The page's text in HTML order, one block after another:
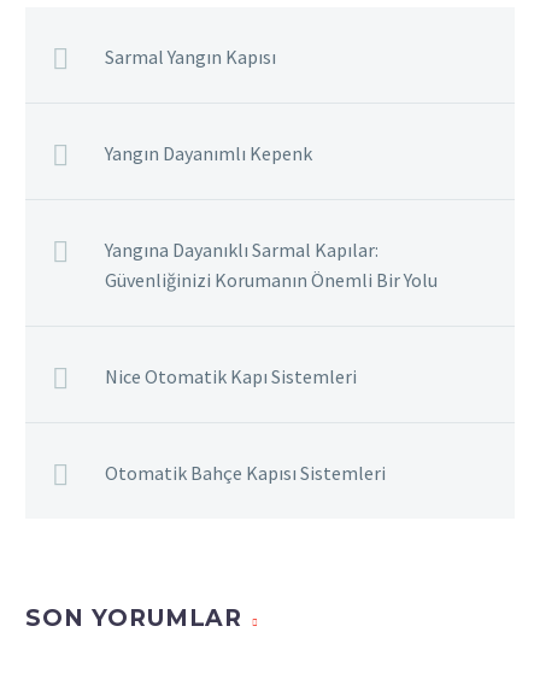
Sarmal Yangın Kapısı
Yangın Dayanımlı Kepenk
Yangına Dayanıklı Sarmal Kapılar:
Güvenliğinizi Korumanın Önemli Bir Yolu
Nice Otomatik Kapı Sistemleri
Otomatik Bahçe Kapısı Sistemleri
SON YORUMLAR